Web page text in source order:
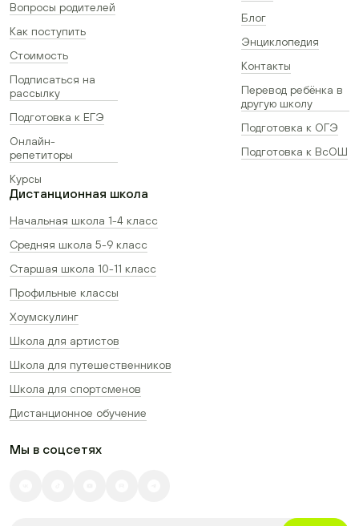
Вопросы родителей
Как поступить
Стоимость
Подписаться на
рассылку
Подготовка к ЕГЭ
Онлайн-
репетиторы
Курсы
Блог
Энциклопедия
Контакты
Перевод ребёнка в
другую школу
Подготовка к ОГЭ
Подготовка к ВсОШ
Дистанционная школа
Начальная школа 1-4 класс
Средняя школа 5-9 класс
Старшая школа 10-11 класс
Профильные классы
Хоумскулинг
Школа для артистов
Школа для путешественников
Школа для спортсменов
Дистанционное обучение
Мы в соцсетях